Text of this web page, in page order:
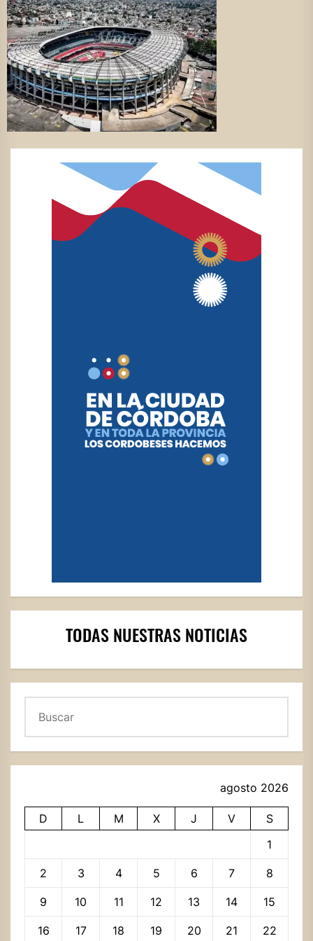
TODAS NUESTRAS NOTICIAS
agosto 2026
D L M X J V
S
1
2 3 4 5 6 7 8
9 10 11 12 13 14 15
16 17 18 19 20 21 22